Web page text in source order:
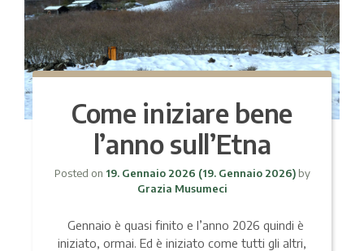
Come iniziare bene
l’anno sull’Etna
Posted on 19. Gennaio 2026 (19. Gennaio 2026) by
Grazia Musumeci
Gennaio è quasi finito e l’anno 2026 quindi è
iniziato, ormai. Ed è iniziato come tutti gli altri,